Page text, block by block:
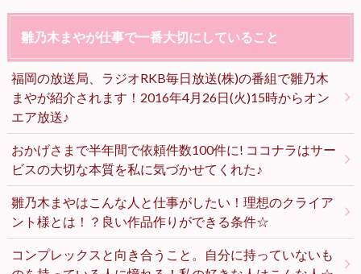
雛乃木まやが仕事で一番大切にしていること
福岡の放送局、ラジオRKB毎日放送(株)の番組で雛乃木
まやが紹介されます！2016年4月26日(火)15時からオン
エア放送♪
おかげさまで半年間で依頼件数100件に! ココナラはサー
ビスの大切な本質を私に気づかせてくれた♪
雛乃木まやはこんな人と仕事がしたい！理想のクライア
ント様とは！？良い作品作りができる条件☆
コンプレックスと向き合うこと。自分に持っていないも